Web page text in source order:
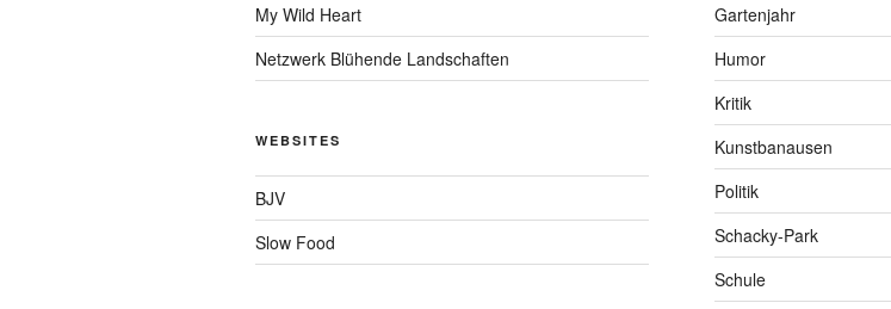
My Wild Heart
Netzwerk Blühende Landschaften
WEBSITES
BJV
Slow Food
Gartenjahr
Humor
Kritik
Kunstbanausen
Politik
Schacky-Park
Schule